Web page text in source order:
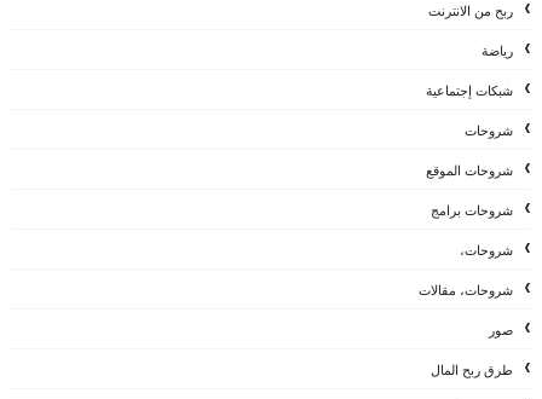
ربح من الانترنت
رياضة
شبكات إجتماعية
شروحات
شروحات الموقع
شروحات برامج
شروحات،
شروحات، مقالات
صور
طرق ربح المال